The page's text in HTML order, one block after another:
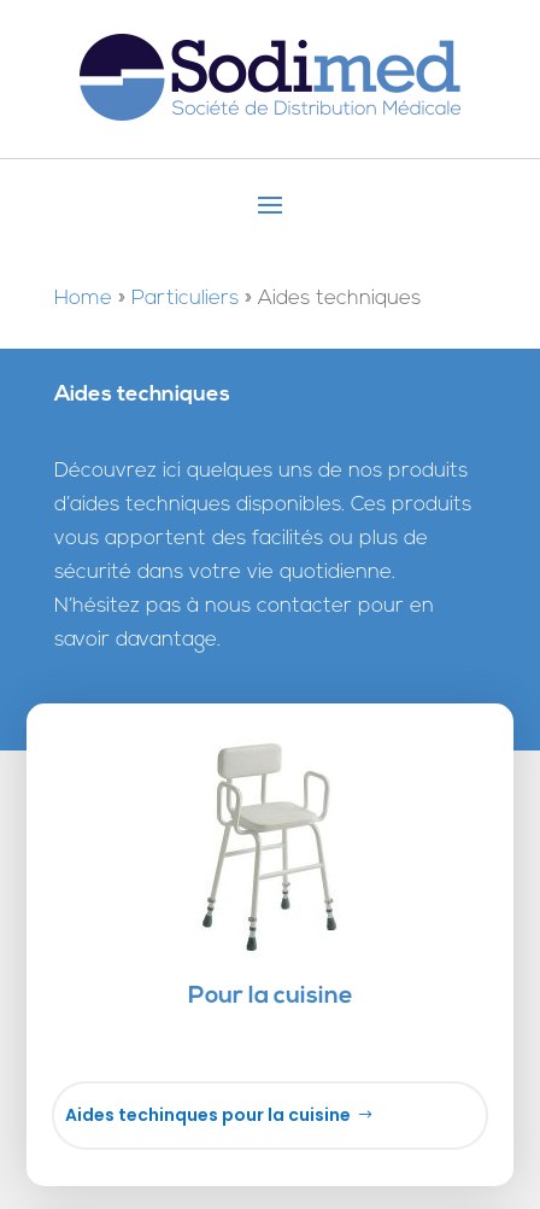
Home » Particuliers» Aides techniques
Aides techniques
Découvrez ici quelques uns de nos produits
d’aides techniques disponibles. Ces produits
vous apportent des facilités ou plus de
sécurité dans votre vie quotidienne.
N’hésitez pas à nous contacter pour en
savoir davantage.
Pour la cuisine
Aides techinques pour la cuisine